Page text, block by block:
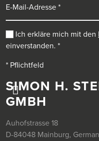
SIMON H.
GMBH
Auhofstrasse 18
D-84048 Mainburg,
Ich erkläre mich mit den
einverstanden. *
* Pflichtfeld